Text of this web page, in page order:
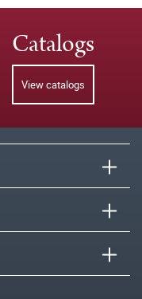
Catalogs
View catalogs